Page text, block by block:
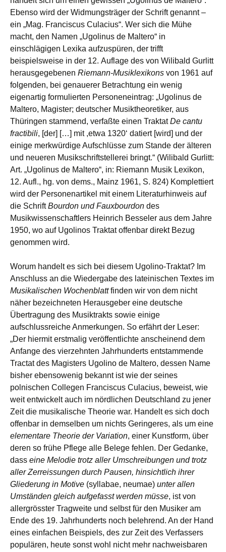
Ebenso wird der Widmungsträger der Schrift genannt –
ein „Mag. Franciscus Culacius“. Wer sich die Mühe
macht, den Namen „Ugolinus de Maltero“ in
einschlägigen Lexika aufzuspüren, der trifft
beispielsweise in der 12. Auflage des von Wilibald Gurlitt
herausgegebenen Riemann-Musiklexikons von 1961 auf
folgenden, bei genauerer Betrachtung ein wenig
eigenartig formulierten Personeneintrag: „Ugolinus de
Maltero, Magister; deutscher Musiktheoretiker, aus
Thüringen stammend, verfaßte einen TraktatDe cantu
fractibili, [der] […] mit ,etwa 1320‘ datiert [wird] und der
einige merkwürdige Aufschlüsse zum Stande der älteren
und neueren Musikschriftstellerei bringt.“ (Wilibald Gurlitt:
Art. „Ugolinus de Maltero“, in: Riemann Musik Lexikon,
12. Aufl., hg. von dems., Mainz 1961, S. 824) Komplettiert
wird der Personenartikel mit einem Literaturhinweis auf
die SchriftBourdon und Fauxbourdon des
Musikwissenschaftlers Heinrich Besseler aus dem Jahre
1950, wo auf Ugolinos Traktat offenbar direkt Bezug
genommen wird.
Worum handelt es sich bei diesem Ugolino-Traktat? Im
Anschluss an die Wiedergabe des lateinischen Textes im
Musikalischen Wochenblattfinden wir von dem nicht
näher bezeichneten Herausgeber eine deutsche
Übertragung des Musiktrakts sowie einige
aufschlussreiche Anmerkungen. So erfährt der Leser:
„Der hiermit erstmalig veröffentlichte anscheinend dem
Anfange des vierzehnten Jahrhunderts entstammende
Tractat des Magisters Ugolino de Maltero, dessen Name
bisher ebensowenig bekannt ist wie der seines
polnischen Collegen Franciscus Culacius, beweist, wie
weit entwickelt auch im nördlichen Deutschland zu jener
Zeit die musikalische Theorie war. Handelt es sich doch
offenbar in demselben um nichts Geringeres, als um eine
elementare Theorie der Variation, einer Kunstform, über
deren so frühe Pflege alle Belege fehlen. Der Gedanke,
dass eine Melodie trotz aller Umschreibungen und trotz
aller Zerreissungen durch Pausen, hinsichtlich ihrer
Gliederung in Motive (syllabae, neumae) unter allen
Umständen gleich aufgefasst werden müsse, ist von
allergrösster Tragweite und selbst für den Musiker am
Ende des 19. Jahrhunderts noch belehrend. An der Hand
eines einfachen Beispiels, des zur Zeit des Verfassers
populären, heute sonst wohl nicht mehr nachweisbaren